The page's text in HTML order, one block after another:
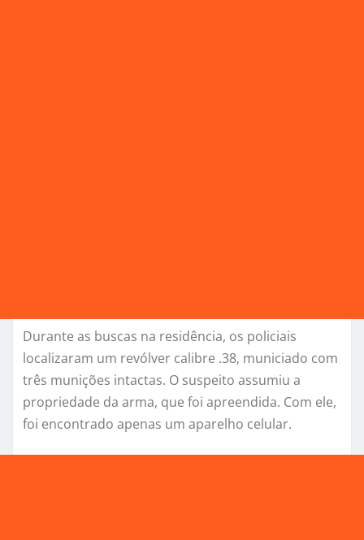
Durante as buscas na residência, os policiais
localizaram um revólver calibre .38, municiado com
três munições intactas. O suspeito assumiu a
propriedade da arma, que foi apreendida. Com ele,
foi encontrado apenas um aparelho celular.